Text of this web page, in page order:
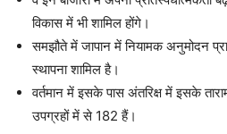
विकास में भी शामिल होंगे।
समझौते में जापान में नियामक अनुमोदन
स्थापना शामिल है।
वर्तमान में इसके पास अंतरिक्ष में इसके
उपग्रहों में से 182 हैं।